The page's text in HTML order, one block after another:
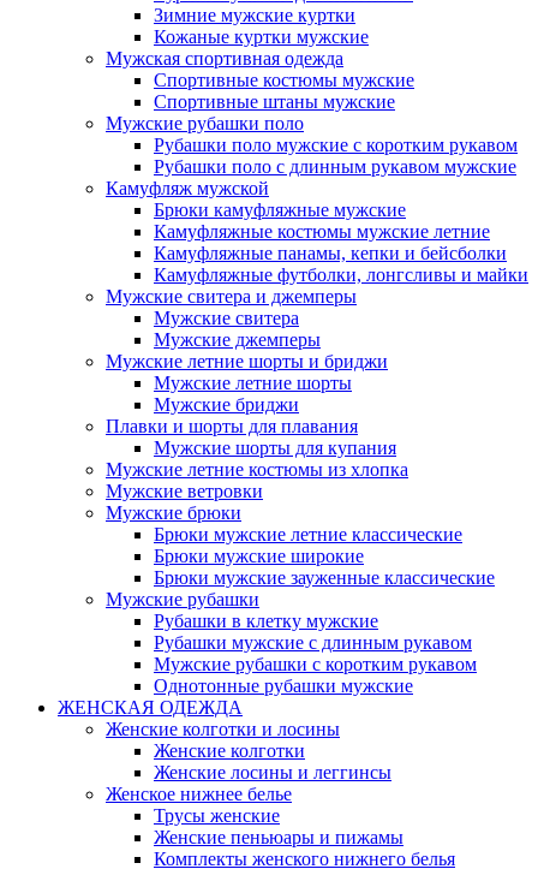
Зимние мужские куртки
Кожаные куртки мужские
Мужская спортивная одежда
Спортивные костюмы мужские
Спортивные штаны мужские
Мужские рубашки поло
Рубашки поло мужские с коротким рукавом
Рубашки поло с длинным рукавом мужские
Камуфляж мужской
Брюки камуфляжные мужские
Камуфляжные костюмы мужские летние
Камуфляжные панамы, кепки и бейсболки
Камуфляжные футболки, лонгсливы и майки
Мужские свитера и джемперы
Мужские свитера
Мужские джемперы
Мужские летние шорты и бриджи
Мужские летние шорты
Мужские бриджи
Плавки и шорты для плавания
Мужские шорты для купания
Мужские летние костюмы из хлопка
Мужские ветровки
Мужские брюки
Брюки мужские летние классические
Брюки мужские широкие
Брюки мужские зауженные классические
Мужские рубашки
Рубашки в клетку мужские
Рубашки мужские с длинным рукавом
Мужские рубашки с коротким рукавом
Однотонные рубашки мужские
ЖЕНСКАЯ ОДЕЖДА
Женские колготки и лосины
Женские колготки
Женские лосины и леггинсы
Женское нижнее белье
Трусы женские
Женские пеньюары и пижамы
Комплекты женского нижнего белья